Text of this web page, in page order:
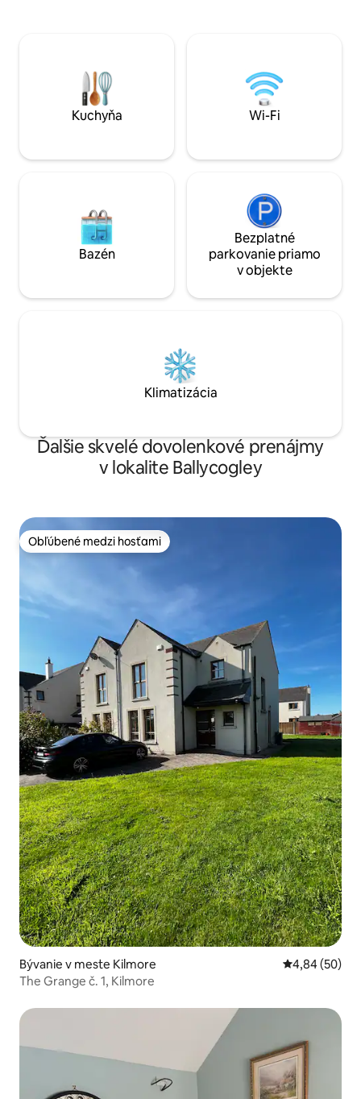
Rosslare a Strand sú vzdialené 15 minút
jazdy a nájdete tu golfové ihriská a
nádherné reštaurácie. Vhodné pre psov!
Nie je však vhodné pre bábätká a deti
Domáce zvieratá
byť vyškolený v
Kuchyňa Wi-Fi
Bazén
Bezplatné
parkovanie priamo
v objekte
Klimatizácia
Ďalšie skvelé dovolenkové prenájmy
v lokalite Ballycogley
Obľúbené medzi hosťami
Obľúbené medzi hosťami
Bývanie v meste Kilmore Priemerné
4,84 (50)
The Grange č. 1, Kilmore